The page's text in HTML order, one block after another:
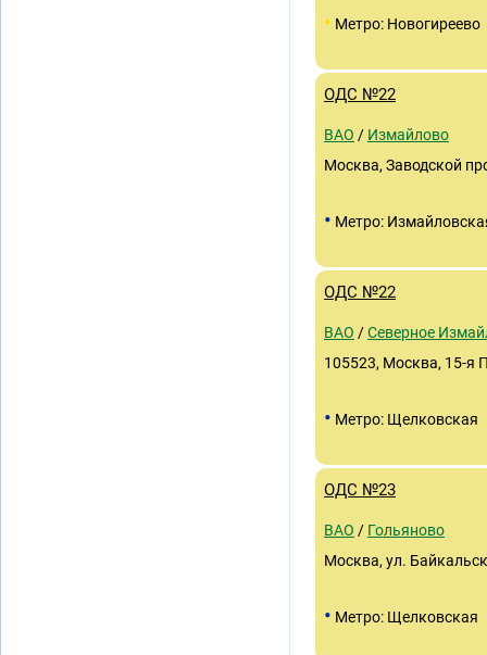
• Метро: Новогиреево
ОДС №22
ВАО / Измайлово
Москва, Заводской
• Метро:
ОДС №22
ВАО /Северное
105523, Москва, 15-я
• Метро: Щелковская
ОДС №23
ВАО / Гольяново
Москва, ул.
• Метро: Щелковская